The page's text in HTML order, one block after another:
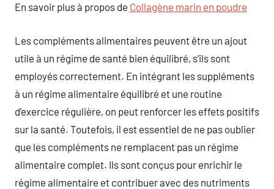
En savoir plus à propos de Collagène marin en poudre
Les compléments alimentaires peuvent être un ajout
utile à un régime de santé bien équilibré, s’ils sont
employés correctement. En intégrant les suppléments
à un régime alimentaire équilibré et une routine
d’exercice régulière, on peut renforcer les effets positifs
sur la santé. Toutefois, il est essentiel de ne pas oublier
que les compléments ne remplacent pas un régime
alimentaire complet. Ils sont conçus pour enrichir le
régime alimentaire et contribuer avec des nutriments